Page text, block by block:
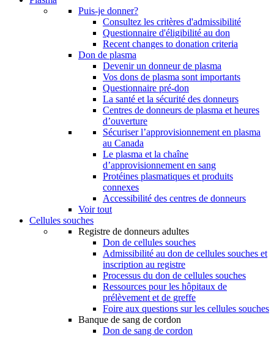
Puis-je donner?
Consultez les critères d'admissibilité
Questionnaire d'éligibilité au don
Recent changes to donation criteria
Don de plasma
Devenir un donneur de plasma
Vos dons de plasma sont importants
Questionnaire pré-don
La santé et la sécurité des donneurs
Centres de donneurs de plasma et heures
d’ouverture
Sécuriser l’approvisionnement en plasma
au Canada
Le plasma et la chaîne
d’approvisionnement en sang
Protéines plasmatiques et produits
connexes
Accessibilité des centres de donneurs
Voir tout
Cellules souches
Registre de donneurs adultes
Don de cellules souches
Admissibilité au don de cellules souches et
inscription au registre
Processus du don de cellules souches
Ressources pour les hôpitaux de
prélèvement et de greffe
Foire aux questions sur les cellules souches
Banque de sang de cordon
Don de sang de cordon